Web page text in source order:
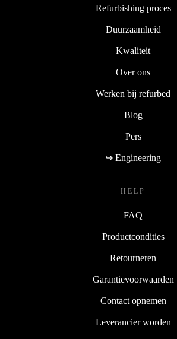
Refurbishing proces
Duurzaamheid
Kwaliteit
Over ons
Werken bij refurbed
Blog
Pers
↪ Engineering
HELP
FAQ
Productcondities
Retourneren
Garantievoorwaarden
Contact opnemen
Leverancier worden